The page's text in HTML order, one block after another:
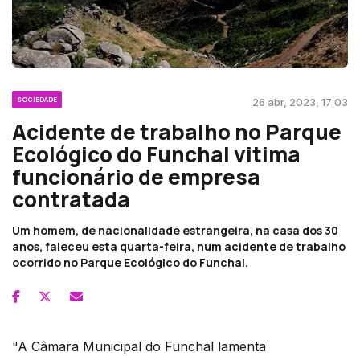
SOCIEDADE 26 abr, 2023, 17:03
Acidente de trabalho no Parque
Ecológico do Funchal vitima
funcionário de empresa
contratada
Um homem, de nacionalidade estrangeira, na casa dos 30
anos, faleceu esta quarta-feira, num acidente de trabalho
ocorrido no Parque Ecológico do Funchal.
"A Câmara Municipal do Funchal lamenta